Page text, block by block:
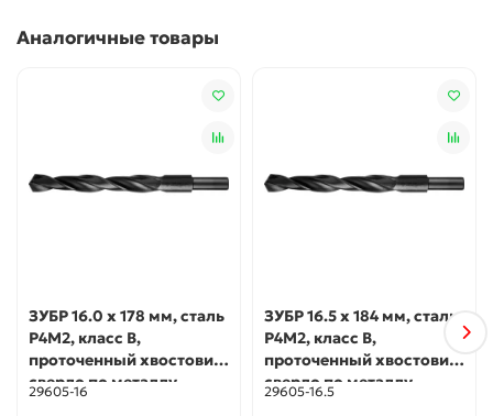
Аналогичные товары
ЗУБР 16.0 х 178 мм, сталь
Р4М2, класс В,
проточенный хвостовик,
сверло по металлу
(29605-16)
29605-16
ЗУБР 16.5 х 184 мм, сталь
Р4М2, класс В,
проточенный хвостовик,
сверло по металлу
(29605-16.5)
29605-16.5